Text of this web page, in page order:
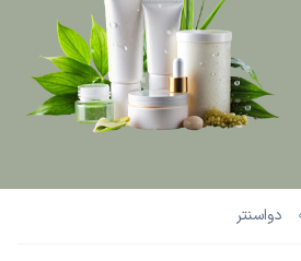
دواسنتر